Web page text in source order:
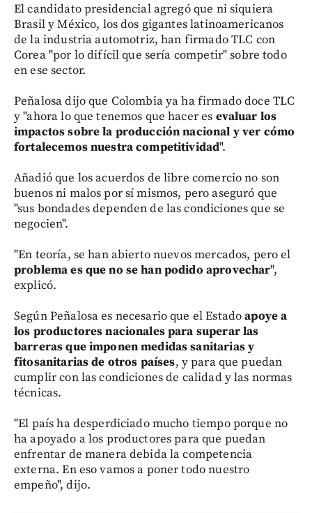
El candidato presidencial agregó que ni siquiera
Brasil y México, los dos gigantes latinoamericanos
de la industria automotriz, han firmado TLC con
Corea "por lo difícil que sería competir" sobre todo
en ese sector.
Peñalosa dijo que Colombia ya ha firmado doce TLC
y "ahora lo que tenemos que hacer es evaluar los
impactos sobre la producción nacional y ver cómo
fortalecemos nuestra competitividad".
Añadió que los acuerdos de libre comercio no son
buenos ni malos por sí mismos, pero aseguró que
"sus bondades dependen de las condiciones que se
negocien".
"En teoría, se han abierto nuevos mercados, pero el
problema es que no se han podido aprovechar",
explicó.
Según Peñalosa es necesario que el Estadoapoye a
los productores nacionales para superar las
barreras que imponen medidas sanitarias y
fitosanitarias de otros países, y para que puedan
cumplir con las condiciones de calidad y las normas
técnicas.
"El país ha desperdiciado mucho tiempo porque no
ha apoyado a los productores para que puedan
enfrentar de manera debida la competencia
externa. En eso vamos a poner todo nuestro
empeño", dijo.